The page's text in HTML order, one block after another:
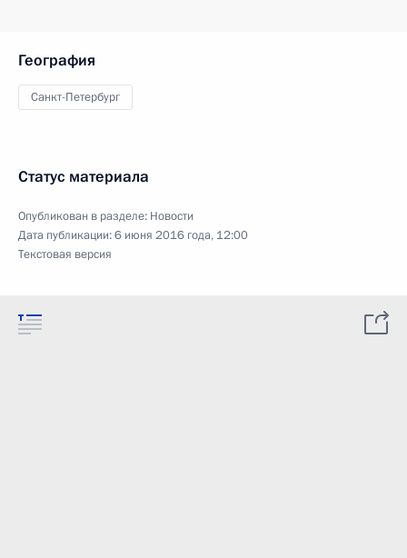
География
Санкт-Петербург
Статус материала
Опубликован в разделе: Новости
Дата публикации:6 июня 2016 года, 12:00
Текстовая версия